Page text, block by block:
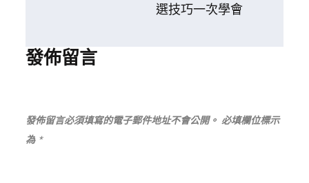
覽
選技巧一次學會
發佈留言
發佈留言必須填寫的電子郵件地址不會公開。 必填欄位標示
為 *